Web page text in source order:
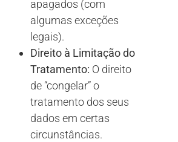
apagados (com
algumas exceções
legais).
Direito à Limitação do
Tratamento: O direito
de “congelar” o
tratamento dos seus
dados em certas
circunstâncias.